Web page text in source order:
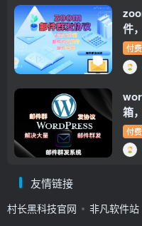
件
付
箱
付
友情链接
村长黑科技官网 非凡软件站